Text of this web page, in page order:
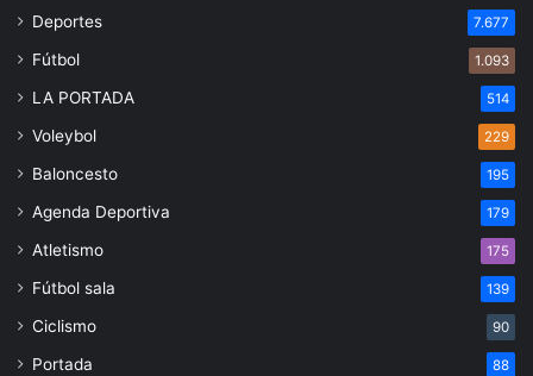
Deportes 7.677
Fútbol 1.093
LA PORTADA 514
Voleybol 229
Baloncesto 195
Agenda Deportiva 179
Atletismo 175
Fútbol sala 139
Ciclismo 90
Portada 88